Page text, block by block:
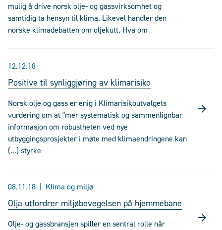
mulig å drive norsk olje- og gassvirksomhet og
samtidig ta hensyn til klima. Likevel handler den
norske klimadebatten om oljekutt. Hva om
12.12.18
Positive til synliggjøring av klimarisiko
Norsk olje og gass er enig i Klimarisikoutvalgets
vurdering om at "mer systematisk og sammenlignbar
informasjon om robustheten ved nye
utbyggingsprosjekter i møte med klimaendringene kan
(...) styrke
08.11.18 Klima og miljø
Olja utfordrer miljøbevegelsen på hjemmebane
Olje- og gassbransjen spiller en sentral rolle når